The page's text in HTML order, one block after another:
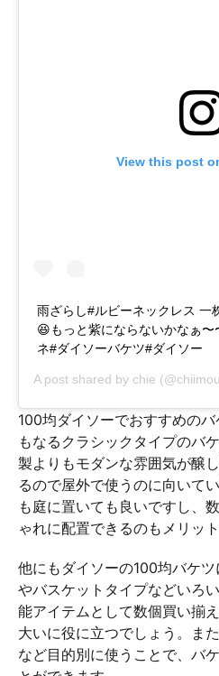
View this post
雨ざらし#ルビーネックレス 一
😆もっと紫にならないかなぁ
ネ#ダイソーバケツ#ダイソー
A post shared by chie
100均ダイソーでおすすめの
もなるクラシックタイプのバ
製よりもモダンな雰囲気が醸
るので屋外で使うのに向いて
も庭に置いても良いですし、
ゃれに配置できるのもメリット
他にもダイソーの100均バケ
やバスケットタイプなどいろ
能アイテムとして数個買い揃
大いに役に立つでしょう。ま
など目的別に使うことで、バ